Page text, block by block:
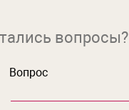
вопросы?
Вопрос